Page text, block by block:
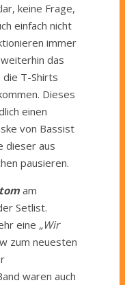
keine Frage,
einfach nicht
immer
das
die T-Shirts
Dieses
einen
von Bassist
dieser aus
pausieren.
am
Setlist.
eine „Wir
zum neuesten
waren auch